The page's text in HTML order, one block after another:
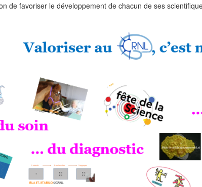
de favoriser le développement de chacun de ses